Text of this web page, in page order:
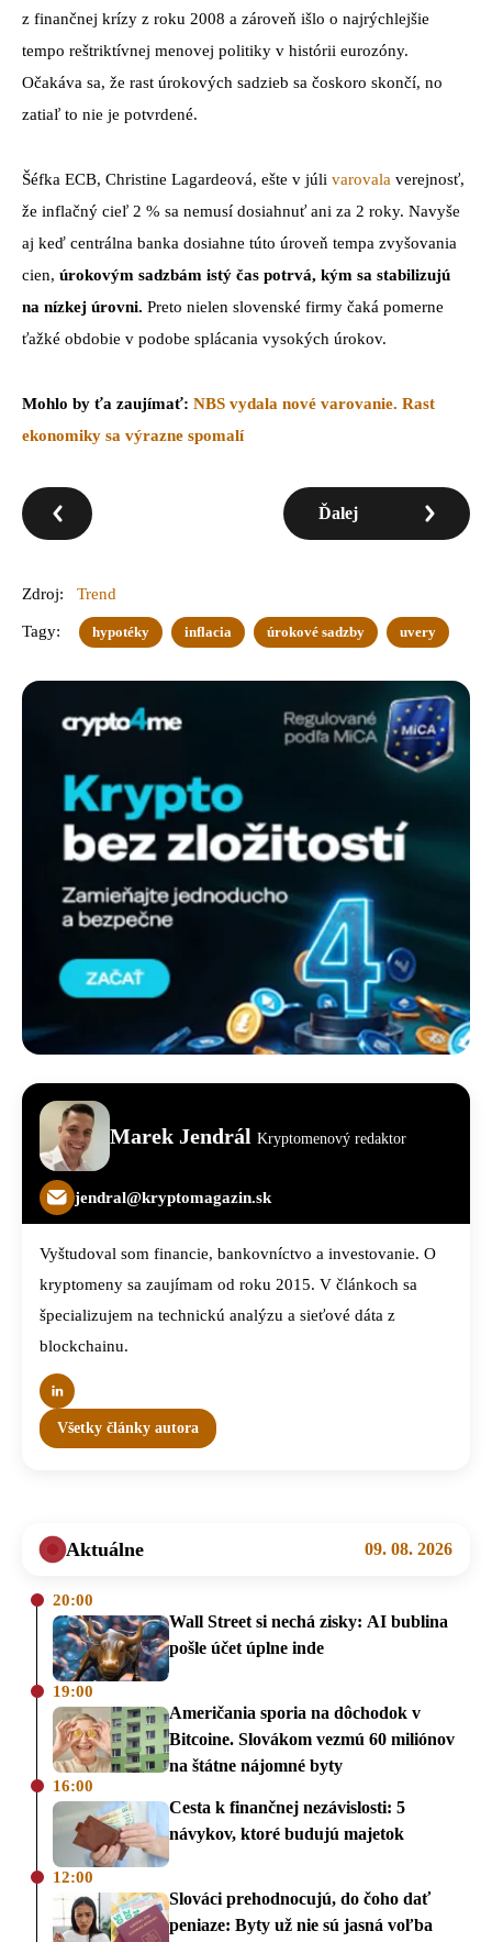
z finančnej krízy z roku 2008 a zároveň išlo o najrýchlejšie
tempo reštriktívnej menovej politiky v histórii eurozóny.
Očakáva sa, že rast úrokových sadzieb sa čoskoro skončí, no
zatiaľ to nie je potvrdené.
Šéfka ECB, Christine Lagardeová, ešte v júli varovala verejnosť,
že inflačný cieľ 2 % sa nemusí dosiahnuť ani za 2 roky. Navyše
aj keď centrálna banka dosiahne túto úroveň tempa zvyšovania
cien, úrokovým sadzbám istý čas potrvá, kým sa stabilizujú
na nízkej úrovni. Preto nielen slovenské firmy čaká pomerne
ťažké obdobie v podobe splácania vysokých úrokov.
Mohlo by ťa zaujímať: NBS vydala nové varovanie. Rast
ekonomiky sa výrazne spomalí
Ďalej
Zdroj: Trend
Tagy: hypotéky inflacia úrokové sadzby uvery
Marek Jendrál Kryptomenový redaktor
jendral@kryptomagazin.sk
Vyštudoval som financie, bankovníctvo a investovanie. O
kryptomeny sa zaujímam od roku 2015. V článkoch sa
špecializujem na technickú analýzu a sieťové dáta z
blockchainu.
Všetky články autora
Aktuálne 09. 08. 2026
20:00
Wall Street si nechá zisky: AI bublina
pošle účet úplne inde
19:00
Američania sporia na dôchodok v
Bitcoine. Slovákom vezmú 60 miliónov
na štátne nájomné byty
16:00
Cesta k finančnej nezávislosti: 5
návykov, ktoré budujú majetok
12:00
Slováci prehodnocujú, do čoho dať
peniaze: Byty už nie sú jasná voľba